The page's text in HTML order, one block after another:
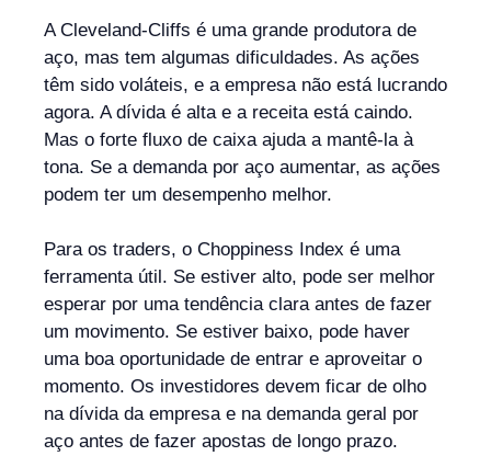
A Cleveland-Cliffs é uma grande produtora de
aço, mas tem algumas dificuldades. As ações
têm sido voláteis, e a empresa não está lucrando
agora. A dívida é alta e a receita está caindo.
Mas o forte fluxo de caixa ajuda a mantê-la à
tona. Se a demanda por aço aumentar, as ações
podem ter um desempenho melhor.
Para os traders, o Choppiness Index é uma
ferramenta útil. Se estiver alto, pode ser melhor
esperar por uma tendência clara antes de fazer
um movimento. Se estiver baixo, pode haver
uma boa oportunidade de entrar e aproveitar o
momento. Os investidores devem ficar de olho
na dívida da empresa e na demanda geral por
aço antes de fazer apostas de longo prazo.